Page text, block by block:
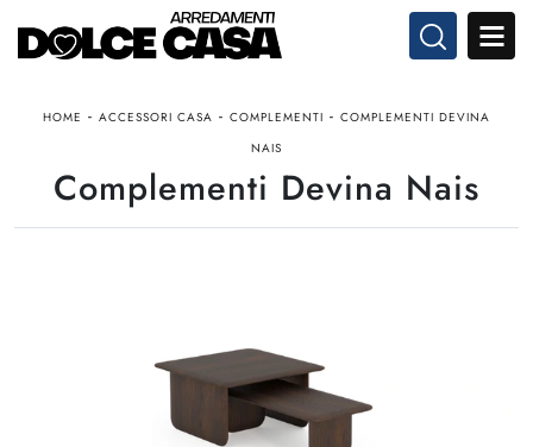
HOME - ACCESSORI CASA - COMPLEMENTI - COMPLEMENTI DEVINA
NAIS
Complementi Devina Nais